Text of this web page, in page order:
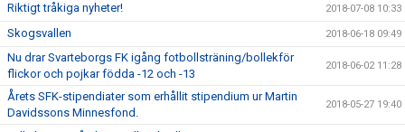
Riktigt tråkiga nyheter! 2018-07-08 10:33
Skogsvallen 2018-06-18 09:49
Nu drar Svarteborgs FK igång fotbollsträning/bollekför
flickor och pojkar födda -12 och -13
2018-06-02 11:28
Årets SFK-stipendiater som erhållit stipendium ur Martin
Davidssons Minnesfond.
2018-05-27 19:40